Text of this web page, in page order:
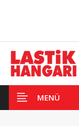
MENÜ